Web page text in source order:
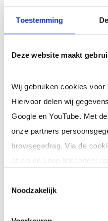
Toestemming
Deze website maakt
Wij gebruiken cookies voor
Hiervoor delen wij
Google en YouTube. Met
onze partners
browsegedrag. Via de
of via de knop linksonder
Noodzakelijk
en tevens kun je
Welke taken
Als bestuursadviseur
taken en
Dit verschilt overige
voor zowel een vaste
bestuursadviseur,
zzp bestuursadviseur